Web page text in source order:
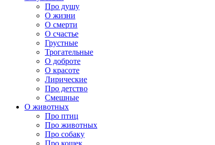
Про душу
О жизни
О смерти
О счастье
Грустные
Трогательные
О доброте
О красоте
Лирические
Про детство
Смешные
О животных
Про птиц
Про животных
Про собаку
Про кошек